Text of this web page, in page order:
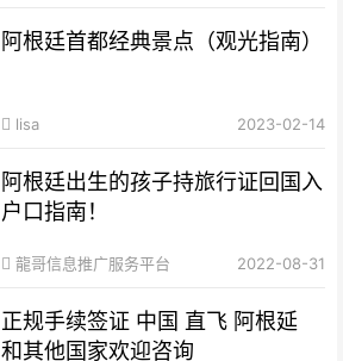
阿根廷首都经典景点（观光指南）
lisa 2023-02-14
阿根廷出生的孩子持旅行证回国入
户口指南！
龍哥信息推广服务平台 2022-08-31
正规手续签证 中国 直飞 阿根延
和其他国家欢迎咨询